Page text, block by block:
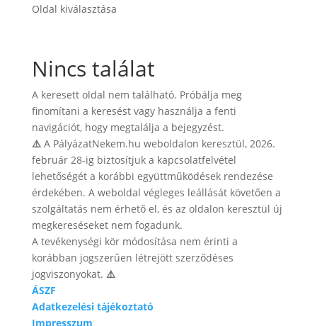
Oldal kiválasztása
Nincs találat
A keresett oldal nem található. Próbálja meg
finomítani a keresést vagy használja a fenti
navigációt, hogy megtalálja a bejegyzést.
⚠️A PályázatNekem.hu weboldalon keresztül, 2026.
február 28-ig biztosítjuk a kapcsolatfelvétel
lehetőségét a korábbi együttműködések rendezése
érdekében. A weboldal végleges leállását követően a
szolgáltatás nem érhető el, és az oldalon keresztül új
megkereséseket nem fogadunk.
A tevékenységi kör módosítása nem érinti a
korábban jogszerűen létrejött szerződéses
jogviszonyokat. ⚠️
ÁSZF
Adatkezelési tájékoztató
Impresszum